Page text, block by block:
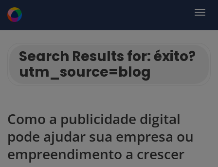
Search Results for: éxito?
utm_source=blog
Como a publicidade digital
pode ajudar sua empresa ou
empreendimento a crescer